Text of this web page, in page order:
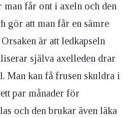
man får ont i axeln och den
gör att man får en sämre
är att ledkapseln
själva axelleden drar
Man kan få frusen skuldra i
par månader för
och den brukar även läka